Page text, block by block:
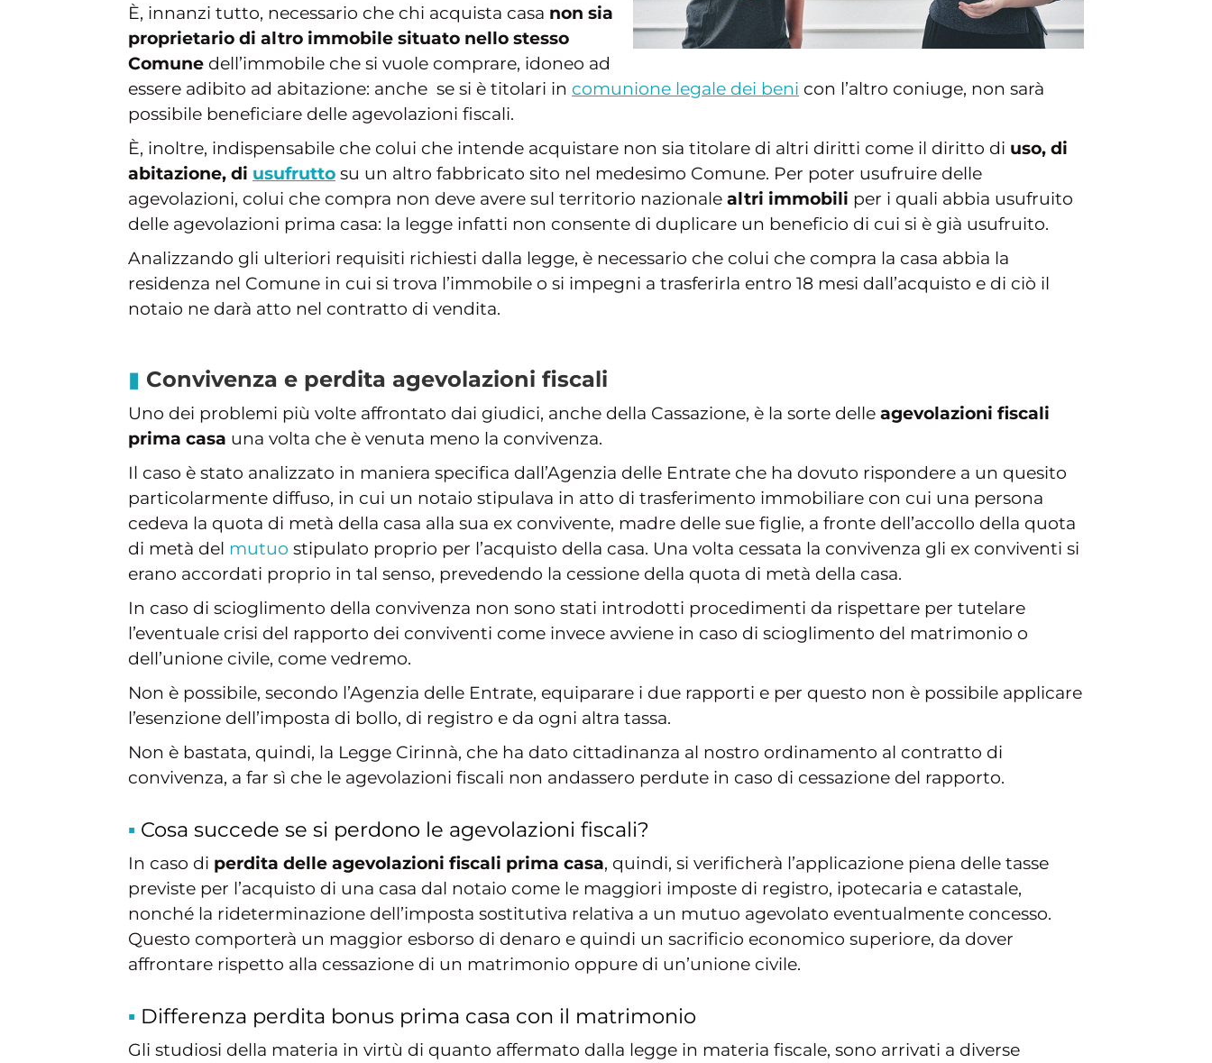
È, innanzi tutto, necessario che chi acquista casa non sia
proprietario di altro immobile situato nello stesso
Comune dell’immobile che si vuole comprare, idoneo ad
essere adibito ad abitazione: anche se si è titolari in comunione legale dei beni con l’altro coniuge, non sarà
possibile beneficiare delle agevolazioni fiscali.
È, inoltre, indispensabile che colui che intende acquistare non sia titolare di altri diritti come il diritto di uso, di
abitazione, di usufrutto su un altro fabbricato sito nel medesimo Comune. Per poter usufruire delle
agevolazioni, colui che compra non deve avere sul territorio nazionale altri immobili per i quali abbia usufruito
delle agevolazioni prima casa: la legge infatti non consente di duplicare un beneficio di cui si è già usufruito.
Analizzando gli ulteriori requisiti richiesti dalla legge, è necessario che colui che compra la casa abbia la
residenza nel Comune in cui si trova l’immobile o si impegni a trasferirla entro 18 mesi dall’acquisto e di ciò il
notaio ne darà atto nel contratto di vendita.
Convivenza e perdita agevolazioni fiscali
Uno dei problemi più volte affrontato dai giudici, anche della Cassazione, è la sorte delle agevolazioni fiscali
prima casa una volta che è venuta meno la convivenza.
Il caso è stato analizzato in maniera specifica dall’Agenzia delle Entrate che ha dovuto rispondere a un quesito
particolarmente diffuso, in cui un notaio stipulava in atto di trasferimento immobiliare con cui una persona
cedeva la quota di metà della casa alla sua ex convivente, madre delle sue figlie, a fronte dell’accollo della quota
di metà del mutuo stipulato proprio per l’acquisto della casa. Una volta cessata la convivenza gli ex conviventi si
erano accordati proprio in tal senso, prevedendo la cessione della quota di metà della casa.
In caso di scioglimento della convivenza non sono stati introdotti procedimenti da rispettare per tutelare
l’eventuale crisi del rapporto dei conviventi come invece avviene in caso di scioglimento del matrimonio o
dell’unione civile, come vedremo.
Non è possibile, secondo l’Agenzia delle Entrate, equiparare i due rapporti e per questo non è possibile applicare
l’esenzione dell’imposta di bollo, di registro e da ogni altra tassa.
Non è bastata, quindi, la Legge Cirinnà, che ha dato cittadinanza al nostro ordinamento al contratto di
convivenza, a far sì che le agevolazioni fiscali non andassero perdute in caso di cessazione del rapporto.
Cosa succede se si perdono le agevolazioni fiscali?
In caso di perdita delle agevolazioni fiscali prima casa, quindi, si verificherà l’applicazione piena delle tasse
previste per l’acquisto di una casa dal notaio come le maggiori imposte di registro, ipotecaria e catastale,
nonché la rideterminazione dell’imposta sostitutiva relativa a un mutuo agevolato eventualmente concesso.
Questo comporterà un maggior esborso di denaro e quindi un sacrificio economico superiore, da dover
affrontare rispetto alla cessazione di un matrimonio oppure di un’unione civile.
Differenza perdita bonus prima casa con il matrimonio
Gli studiosi della materia in virtù di quanto affermato dalla legge in materia fiscale, sono arrivati a diverse